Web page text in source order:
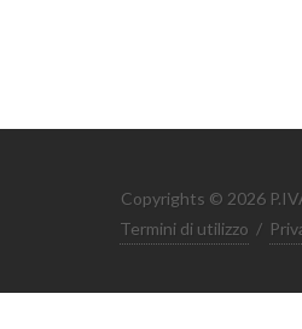
Copyrights © 2026
Termini di utilizzo /